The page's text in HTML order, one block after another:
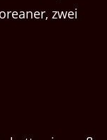
zwei